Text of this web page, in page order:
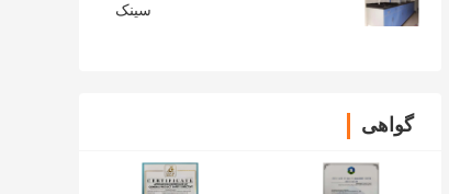
سینک
گواهی